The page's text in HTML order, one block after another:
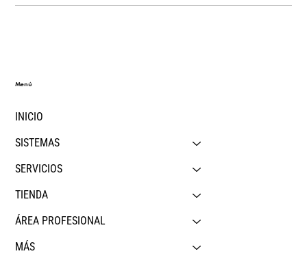
consume: sistemas de aislamiento térmico
INICIO
SISTEMAS
SERVICIOS
TIENDA
ÁREA PROFESIONAL
MÁS
Menú